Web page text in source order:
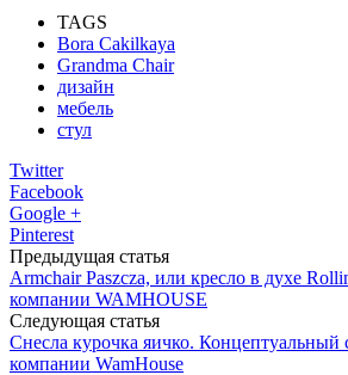
TAGS
Bora Cakilkaya
Grandma Chair
дизайн
мебель
стул
Twitter
Facebook
Google +
Pinterest
Предыдущая статья
Armchair Paszcza, или кресло в духе
компании WAMHOUSE
Следующая статья
Снесла курочка яичко. Концептуальный
компании WamHouse